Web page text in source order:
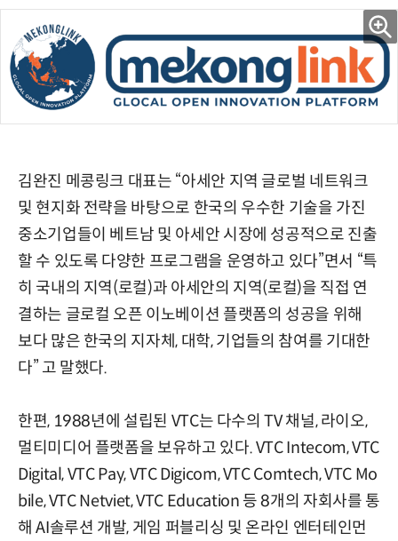
김완진 메콩링크 대표는 “아세안 지역 글로벌 네트워크
및 현지화 전략을 바탕으로 한국의 우수한 기술을 가진
중소기업들이 베트남 및 아세안 시장에 성공적으로 진출
할 수 있도록 다양한 프로그램을 운영하고 있다”면서 “특
히 국내의 지역(로컬)과 아세안의 지역(로컬)을 직접 연
결하는 글로컬 오픈 이노베이션 플랫폼의 성공을 위해
보다 많은 한국의 지자체, 대학, 기업들의 참여를 기대한
다” 고 말했다.
한편, 1988년에 설립된 VTC는 다수의 TV 채널, 라이오,
멀티미디어 플랫폼을 보유하고 있다. VTC Intecom, VTC
Digital, VTC Pay, VTC Digicom, VTC Comtech, VTC Mo
bile, VTC Netviet, VTC Education 등 8개의 자회사를 통
해 AI솔루션 개발, 게임 퍼블리싱 및 온라인 엔터테인먼